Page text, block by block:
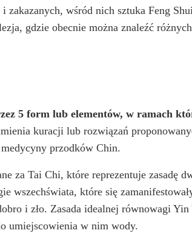
wśród nich sztuka Feng
gdzie obecnie można znaleźć
5 form lub elementów, w ramach
kuracji lub rozwiązań
przodków Chin.
za Tai Chi, które reprezentuje zasadę
wszechświata, które się
i zło. Zasada idealnej równowagi Yin
umiejscowienia w nim wody.